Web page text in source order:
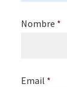
Nombre *
Email *